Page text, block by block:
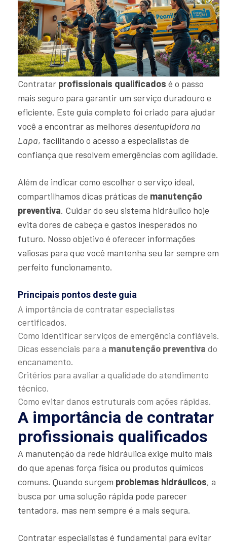
Contratar profissionais qualificados é o passo
mais seguro para garantir um serviço duradouro e
eficiente. Este guia completo foi criado para ajudar
você a encontrar as melhores desentupidora na
Lapa, facilitando o acesso a especialistas de
confiança que resolvem emergências com agilidade.
Além de indicar como escolher o serviço ideal,
compartilhamos dicas práticas de manutenção
preventiva. Cuidar do seu sistema hidráulico hoje
evita dores de cabeça e gastos inesperados no
futuro. Nosso objetivo é oferecer informações
valiosas para que você mantenha seu lar sempre em
perfeito funcionamento.
Principais pontos deste guia
A importância de contratar especialistas
certificados.
Como identificar serviços de emergência confiáveis.
Dicas essenciais para a manutenção preventiva do
encanamento.
Critérios para avaliar a qualidade do atendimento
técnico.
Como evitar danos estruturais com ações rápidas.
A importância de contratar
profissionais qualificados
A manutenção da rede hidráulica exige muito mais
do que apenas força física ou produtos químicos
comuns. Quando surgem problemas hidráulicos, a
busca por uma solução rápida pode parecer
tentadora, mas nem sempre é a mais segura.
Contratar especialistas é fundamental para evitar